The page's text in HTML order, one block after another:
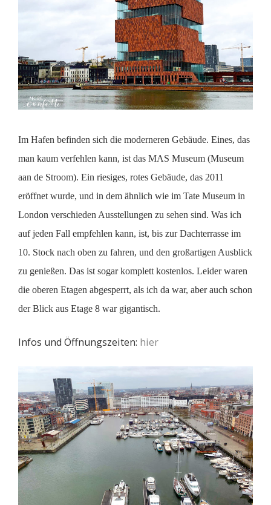
Im Hafen befinden sich die moderneren Gebäude. Eines, das
man kaum verfehlen kann, ist das MAS Museum (Museum
aan de Stroom). Ein riesiges, rotes Gebäude, das 2011
eröffnet wurde, und in dem ähnlich wie im Tate Museum in
London verschieden Ausstellungen zu sehen sind. Was ich
auf jeden Fall empfehlen kann, ist, bis zur Dachterrasse im
10. Stock nach oben zu fahren, und den großartigen Ausblick
zu genießen. Das ist sogar komplett kostenlos. Leider waren
die oberen Etagen abgesperrt, als ich da war, aber auch schon
der Blick aus Etage 8 war gigantisch.
Infos und Öffnungszeiten: hier